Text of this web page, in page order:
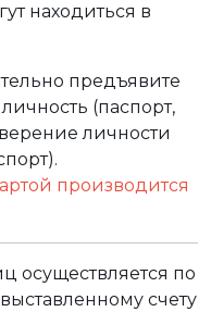
находиться в
предъявите
(паспорт,
личности
производится
осуществляется по
счету